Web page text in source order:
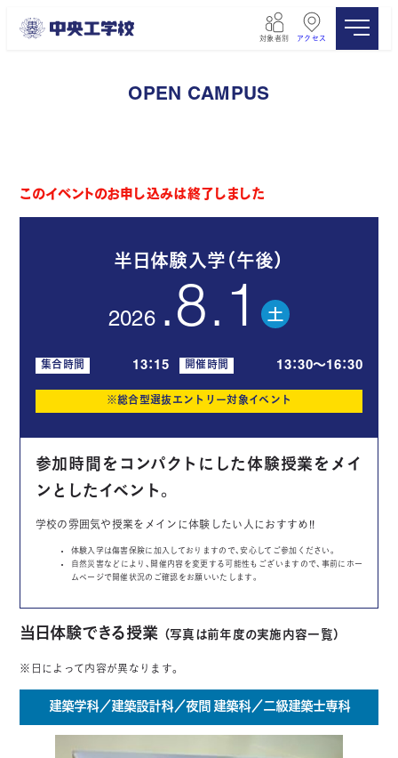
対象者別 アクセス
OPEN CAMPUS
このイベントのお申し込みは終了しました
半日体験入学（午後）
2026 .8.1 土
集合時間 13：15 開催時間 13：30〜16：30
※総合型選抜エントリー対象イベント
参加時間をコンパクトにした体験授業をメイ
ンとしたイベント。
学校の雰囲気や授業をメインに体験したい人におすすめ!!
体験入学は傷害保険に加入しておりますので、安心してご参加ください。
自然災害などにより、開催内容を変更する可能性もございますので、事前にホー
ムページで開催状況のご確認をお願いいたします。
当日体験できる授業 （写真は前年度の実施内容一覧）
※日によって内容が異なります。
建築学科／建築設計科／夜間 建築科／二級建築士専科